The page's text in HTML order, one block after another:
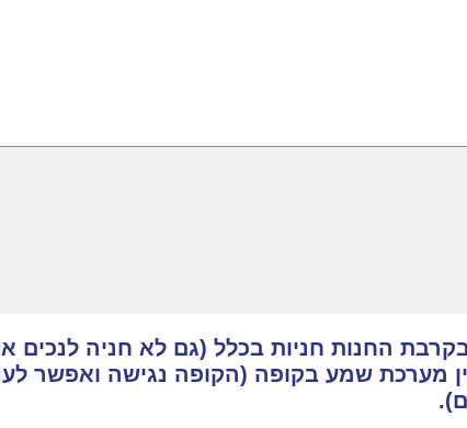
החנות חניות בכלל (גם לא חניה לנכים
מערכת שמע בקופה (הקופה נגישה ואפשר